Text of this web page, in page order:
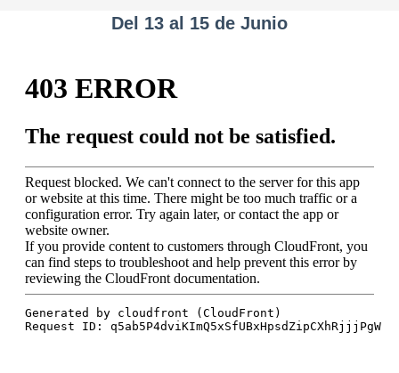
Del 13 al 15 de Junio